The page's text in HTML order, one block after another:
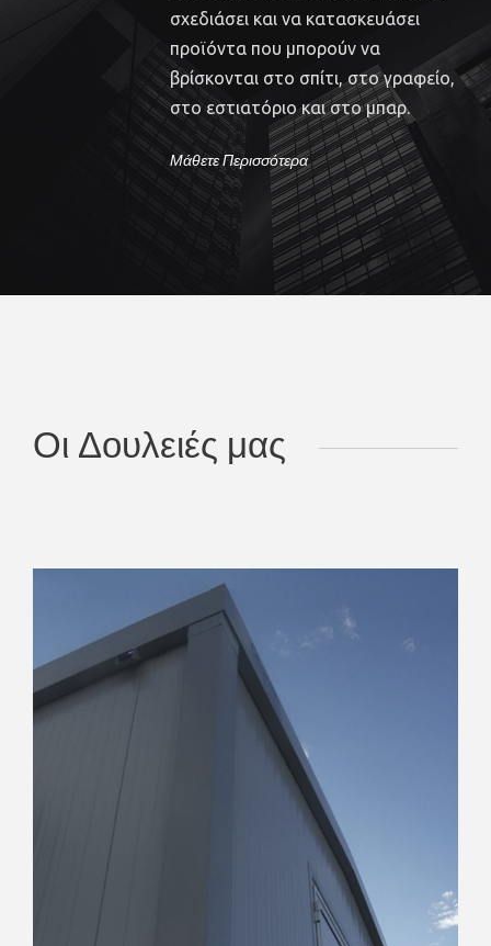
σχεδιάσει και να κατασκευάσει
προϊόντα που μπορούν να
βρίσκονται στο σπίτι, στο γραφείο,
στο εστιατόριο και στο μπαρ.
Μάθετε Περισσότερα
Οι Δουλειές μας